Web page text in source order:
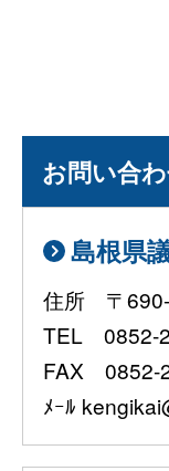
お問い合
島根県
住所 〒
TEL 0852-
FAX 0852-
ﾒｰﾙ